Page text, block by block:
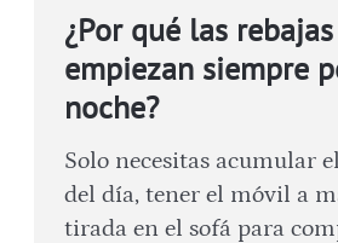
¿Por qué las
empiezan siempre
noche?
Solo necesitas acumular
del día, tener el móvil a
tirada en el sofá para